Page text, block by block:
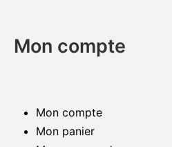
Mon compte
Mon compte
Mon panier